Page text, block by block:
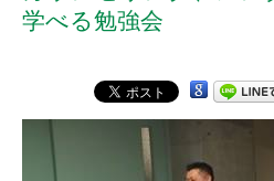
学べる勉強会